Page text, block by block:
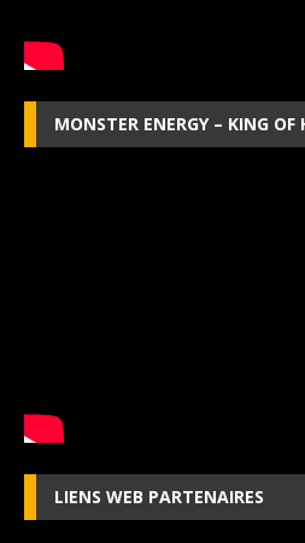
MONSTER ENERGY – KING
LIENS WEB PARTENAIRES